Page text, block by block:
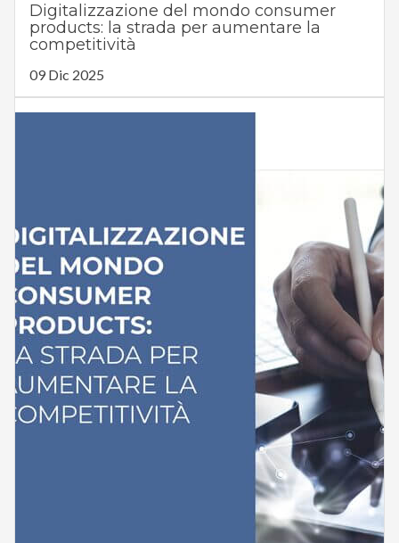
Digitalizzazione del mondo consumer
products: la strada per aumentare la
competitività
09 Dic 2025